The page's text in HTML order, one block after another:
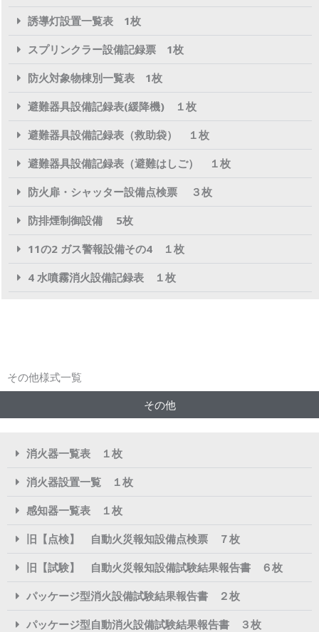
誘導灯設置一覧表 1枚
スプリンクラー設備記録票 1枚
防火対象物棟別一覧表 1枚
避難器具設備記録表(緩降機) １枚
避難器具設備記録表（救助袋） １枚
避難器具設備記録表（避難はしご） １枚
防火扉・シャッター設備点検票 ３枚
防排煙制御設備 5枚
11の2 ガス警報設備その4 １枚
4 水噴霧消火設備記録表 １枚
その他様式一覧
その他
消火器一覧表 １枚
消火器設置一覧 １枚
感知器一覧表 １枚
旧【点検】 自動火災報知設備点検票 ７枚
旧【試験】 自動火災報知設備試験結果報告書 ６枚
パッケージ型消火設備試験結果報告書 ２枚
パッケージ型自動消火設備試験結果報告書 ３枚